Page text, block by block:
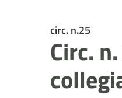
circ. n.25
Circ.